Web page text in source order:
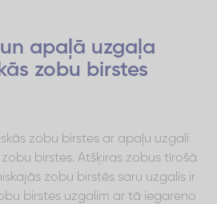
apaļā uzgaļa
zobu birstes
zobu birstes ar apaļu uzgali
birstes. Atšķiras zobus tīrošā
zobu birstēs saru uzgalis ir
birstes uzgalim ar tā iegareno